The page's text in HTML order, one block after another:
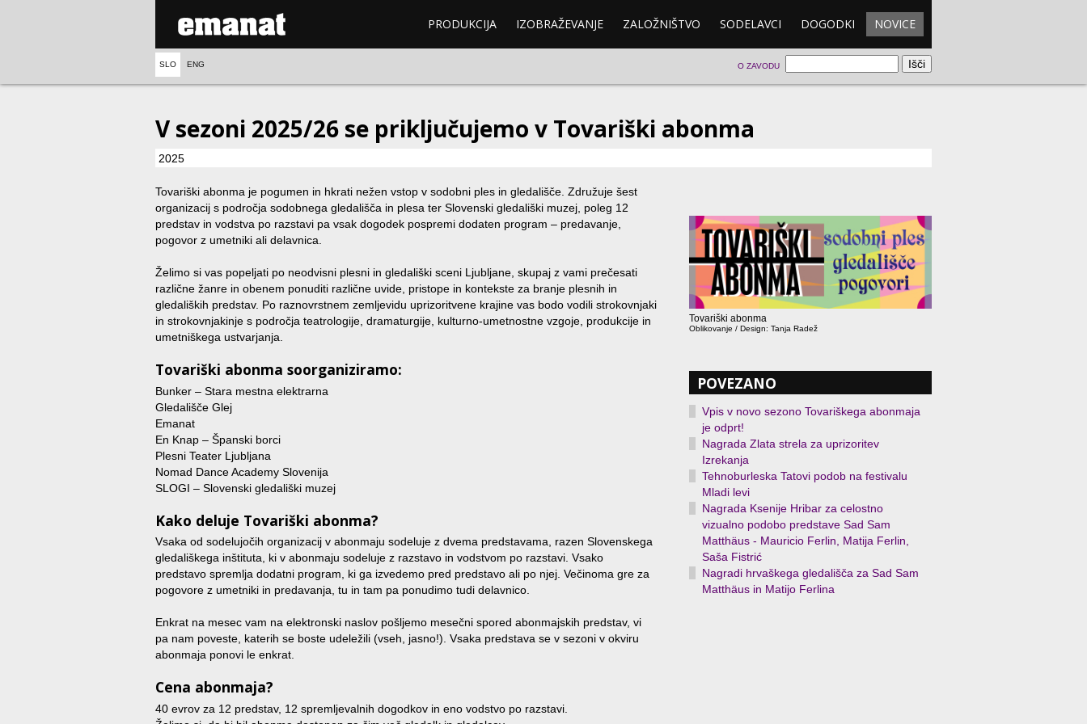
PRODUKCIJA IZOBRAŽEVANJE ZALOŽNIŠTVO SODELAVCI DOGODKI NOVICE
SLO ENG O ZAVODU
V sezoni 2025/26 se priključujemo v Tovariški abonma
2025
Tovariški abonma
Oblikovanje / Design: Tanja Radež
Tovariški abonma je pogumen in hkrati nežen vstop v sodobni ples in gledališče. Združuje šest
organizacij s področja sodobnega gledališča in plesa ter Slovenski gledališki muzej, poleg 12
predstav in vodstva po razstavi pa vsak dogodek pospremi dodaten program – predavanje,
pogovor z umetniki ali delavnica.
Želimo si vas popeljati po neodvisni plesni in gledališki sceni Ljubljane, skupaj z vami prečesati
različne žanre in obenem ponuditi različne uvide, pristope in kontekste za branje plesnih in
gledaliških predstav. Po raznovrstnem zemljevidu uprizoritvene krajine vas bodo vodili strokovnjaki
in strokovnjakinje s področja teatrologije, dramaturgije, kulturno-umetnostne vzgoje, produkcije in
umetniškega ustvarjanja.
Tovariški abonma soorganiziramo:
Bunker – Stara mestna elektrarna
Gledališče Glej
Emanat
En Knap – Španski borci
Plesni Teater Ljubljana
Nomad Dance Academy Slovenija
SLOGI – Slovenski gledališki muzej
Kako deluje Tovariški abonma?
Vsaka od sodelujočih organizacij v abonmaju sodeluje z dvema predstavama, razen Slovenskega
gledališkega inštituta, ki v abonmaju sodeluje z razstavo in vodstvom po razstavi. Vsako
predstavo spremlja dodatni program, ki ga izvedemo pred predstavo ali po njej. Večinoma gre za
pogovore z umetniki in predavanja, tu in tam pa ponudimo tudi delavnico.
Enkrat na mesec vam na elektronski naslov pošljemo mesečni spored abonmajskih predstav, vi
pa nam poveste, katerih se boste udeležili (vseh, jasno!). Vsaka predstava se v sezoni v okviru
abonmaja ponovi le enkrat.
Cena abonmaja?
40 evrov za 12 predstav, 12 spremljevalnih dogodkov in eno vodstvo po razstavi.
POVEZANO
Vpis v novo sezono Tovariškega abonmaja
je odprt!
Nagrada Zlata strela za uprizoritev
Izrekanja
Tehnoburleska Tatovi podob na festivalu
Mladi levi
Nagrada Ksenije Hribar za celostno
vizualno podobo predstave Sad Sam
Matthäus - Mauricio Ferlin, Matija Ferlin,
Saša Fistrić
Nagradi hrvaškega gledališča za Sad Sam
Matthäus in Matijo Ferlina